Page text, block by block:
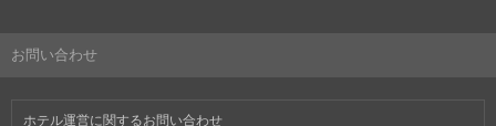
お問い合わせ
ホテル運営に関するお問い合わせ